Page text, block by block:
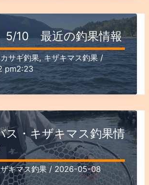
10 最近の釣果情報
サギ釣果,キザキマス釣果/
pm2:23
ス・キザキマス釣果情
キマス釣果/ 2026-05-08